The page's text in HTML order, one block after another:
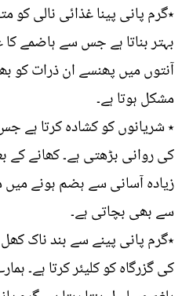
٭گرم پانی پینا غذائی نالی
بہتر بناتا ہے جس سے ہاضمے کا
آنتوں میں پھنسے ان ذرات کو
مشکل ہوتا ہے۔
٭ شریانوں کو کشادہ کرتا
کی روانی بڑھتی ہے۔ کھانے کے
زیادہ آسانی سے ہضم ہونے
سے بھی بچاتی ہے۔
٭گرم پانی پینے سے بند ناک
کی گزرگاہ کو کلیئر کرتا ہے۔